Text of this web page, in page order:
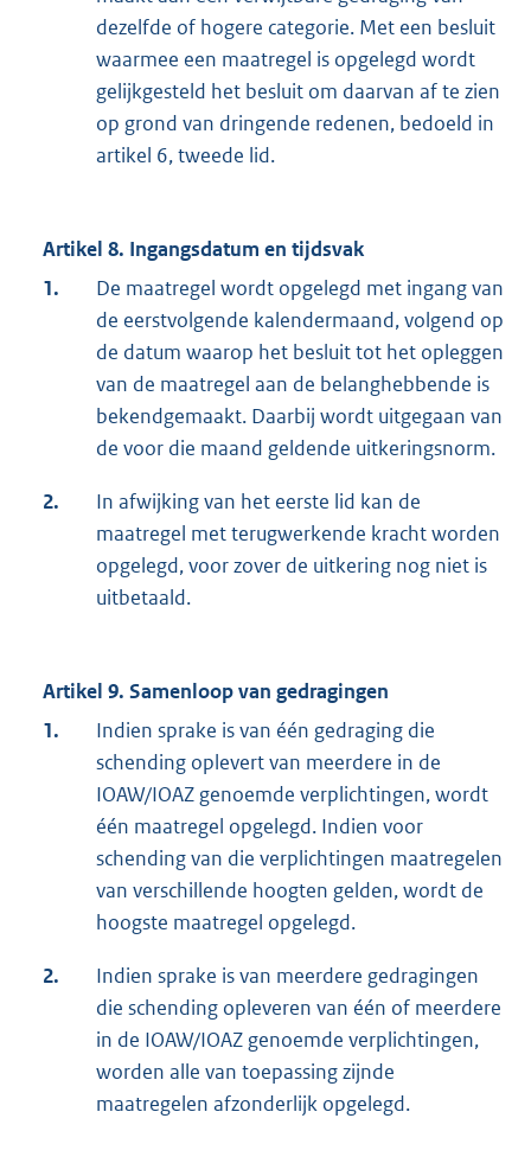
dezelfde of hogere categorie. Met een besluit
waarmee een maatregel is opgelegd wordt
gelijkgesteld het besluit om daarvan af te zien
op grond van dringende redenen, bedoeld in
artikel 6, tweede lid.
Artikel 8. Ingangsdatum en tijdsvak
1.
De maatregel wordt opgelegd met ingang van
de eerstvolgende kalendermaand, volgend op
de datum waarop het besluit tot het opleggen
van de maatregel aan de belanghebbende is
bekendgemaakt. Daarbij wordt uitgegaan van
de voor die maand geldende uitkeringsnorm.
2.
In afwijking van het eerste lid kan de
maatregel met terugwerkende kracht worden
opgelegd, voor zover de uitkering nog niet is
uitbetaald.
Artikel 9. Samenloop van gedragingen
1.
Indien sprake is van één gedraging die
schending oplevert van meerdere in de
IOAW/IOAZ genoemde verplichtingen, wordt
één maatregel opgelegd. Indien voor
schending van die verplichtingen maatregelen
van verschillende hoogten gelden, wordt de
hoogste maatregel opgelegd.
2.
Indien sprake is van meerdere gedragingen
die schending opleveren van één of meerdere
in de IOAW/IOAZ genoemde verplichtingen,
worden alle van toepassing zijnde
maatregelen afzonderlijk opgelegd.